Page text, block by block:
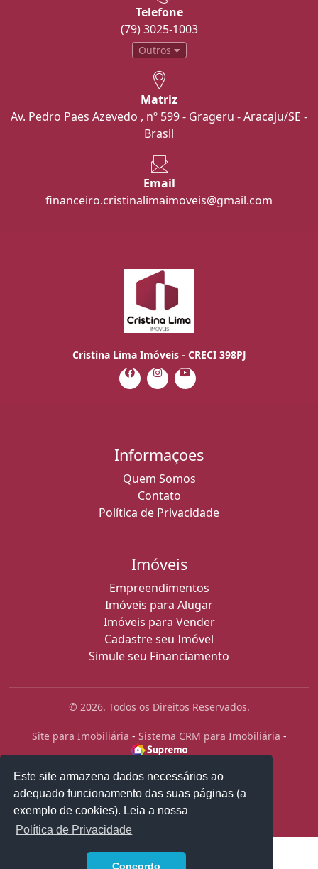
Este site armazena dados necessários ao
adequado funcionamento das suas páginas (a
exemplo de cookies). Leia a nossa
Política de Privacidade
Concordo
Telefone
(79) 3025-1003
Outros
Matriz
Av. Pedro Paes Azevedo , nº 599 - Grageru - Aracaju/SE -
Brasil
Email
financeiro.cristinalimaimoveis@gmail.com
Cristina Lima Imóveis - CRECI 398PJ
Informaçoes
Quem Somos
Contato
Política de Privacidade
Imóveis
Empreendimentos
Imóveis para Alugar
Imóveis para Vender
Cadastre seu Imóvel
Simule seu Financiamento
© 2026. Todos os Direitos Reservados.
Site para Imobiliária - Sistema CRM para Imobiliária -